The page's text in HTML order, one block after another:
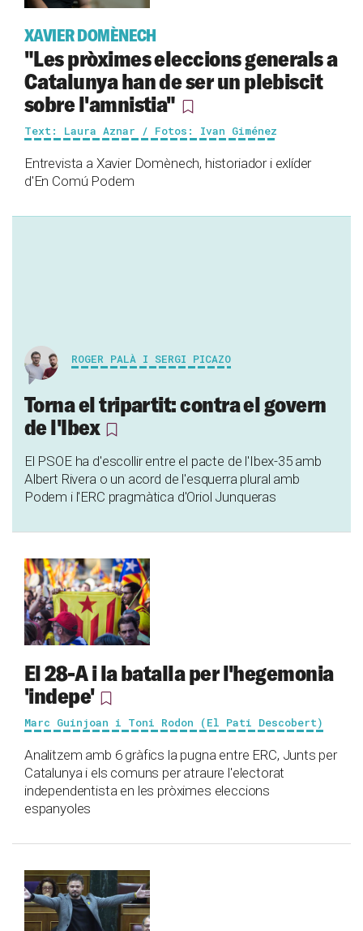
XAVIER DOMÈNECH
"Les pròximes eleccions generals a
Catalunya han de ser un plebiscit
sobre l'amnistia"
Text: Laura Aznar / Fotos: Ivan Giménez
Entrevista a Xavier Domènech, historiador i exlíder
d'En Comú Podem
ROGER PALÀ I SERGI PICAZO
Torna el tripartit: contra el govern
de l'Ibex
El PSOE ha d'escollir entre el pacte de l'Ibex-35 amb
Albert Rivera o un acord de l'esquerra plural amb
Podem i l'ERC pragmàtica d'Oriol Junqueras
El 28-A i la batalla per l'hegemonia
'indepe'
Marc Guinjoan i Toni Rodon (El Pati Descobert)
Analitzem amb 6 gràfics la pugna entre ERC, Junts per
Catalunya i els comuns per atraure l'electorat
independentista en les pròximes eleccions
espanyoles